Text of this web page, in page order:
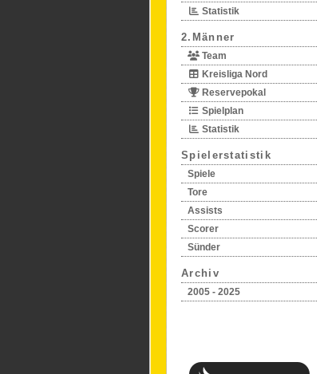
Statistik
2.Männer
Team
Kreisliga Nord
Reservepokal
Spielplan
Statistik
Spielerstatistik
Spiele
Tore
Assists
Scorer
Sünder
Archiv
2005 - 2025